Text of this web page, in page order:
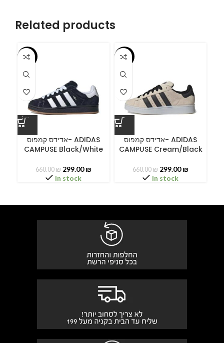
Related products
-55%
אדידס קמפוס- ADIDAS
CAMPUSE Black/White
660.00₪ 299.00₪
In stock
-55%
אדידס קמפוס- ADIDAS
CAMPUSE Cream/Black
660.00₪ 299.00₪
In stock